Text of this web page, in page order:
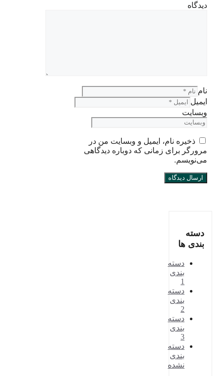
دیدگاه
نام
ایمیل
وبسایت
ذخیره نام، ایمیل و وبسایت من در
مرورگر برای زمانی که دوباره دیدگاهی
می‌نویسم.
دسته
بندی ها
دسته
بندی
1
دسته
بندی
2
دسته
بندی
3
دسته
بندی
نشده